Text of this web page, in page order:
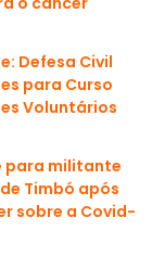
Defesa Civil
para Curso
Voluntários
para militante
Timbó após
sobre a Covid-